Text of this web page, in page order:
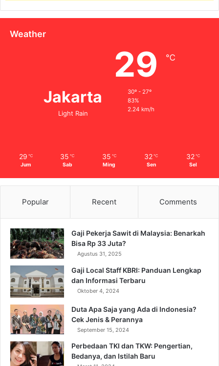
Weather
Jakarta
Light Rain
29 ℃
30º - 27º
83%
2.24 km/h
29 ℃
Jum
35 ℃
Sab
35 ℃
Ming
32 ℃
Sen
32 ℃
Sel
Popular Recent Comments
Gaji Pekerja Sawit di Malaysia: Benarkah
Bisa Rp 33 Juta?
Agustus 31, 2025
Gaji Local Staff KBRI: Panduan Lengkap
dan Informasi Terbaru
Oktober 4, 2024
Duta Apa Saja yang Ada di Indonesia?
Cek Jenis & Perannya
September 15, 2024
Perbedaan TKI dan TKW: Pengertian,
Bedanya, dan Istilah Baru